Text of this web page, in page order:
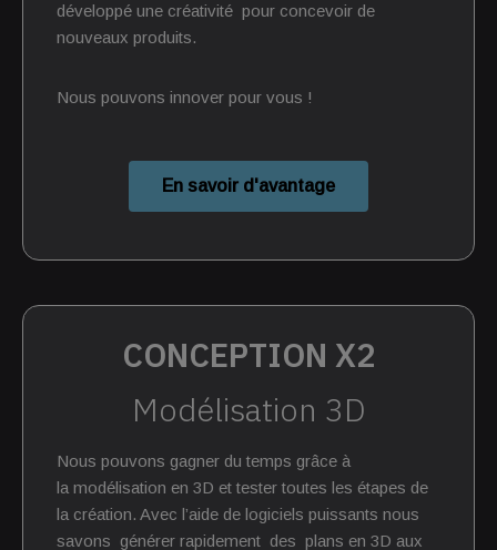
développé une créativité pour concevoir de
nouveaux produits.
Nous pouvons innover pour vous !
En savoir d'avantage
CONCEPTION X2
Modélisation 3D
Nous pouvons gagner du temps grâce à
la modélisation en 3D et tester toutes les étapes de
la création. Avec l’aide de logiciels puissants nous
savons générer rapidement des plans en 3D aux